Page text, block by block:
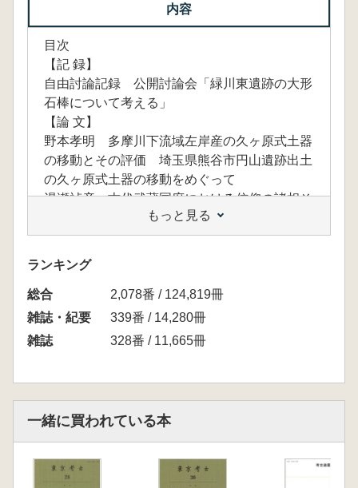
内容
目次
【記 録】
自由討論記録 公開討論会「緑川東遺跡の大形
石棒について考える」
【論 文】
野本孝明 多摩川下流域左岸産の久ヶ原式土器
の移動とその評価 埼玉県熊谷市円山遺跡出土
の久ヶ原式土器の移動をめぐって
湯瀬禎彦 古代武蔵国府における信仰の諸相そ
の2一信仰関連遺物の検討を中心に一
本間岳人 東京における組合せ式中世石塔の様
鈴木裕子 「瀬戸助」銘の陶器について
【研究ノー卜】
石井たま子 いわゆる蝋燭形乗燭について
中村新之介 コンクリート煉瓦 東京第二陸軍
【ぶれいく】
もっと見る
ランキング
総合
2,078番 / 124,819冊
雑誌・紀要
339番 / 14,280冊
雑誌
328番 / 11,665冊
一緒に買われている本